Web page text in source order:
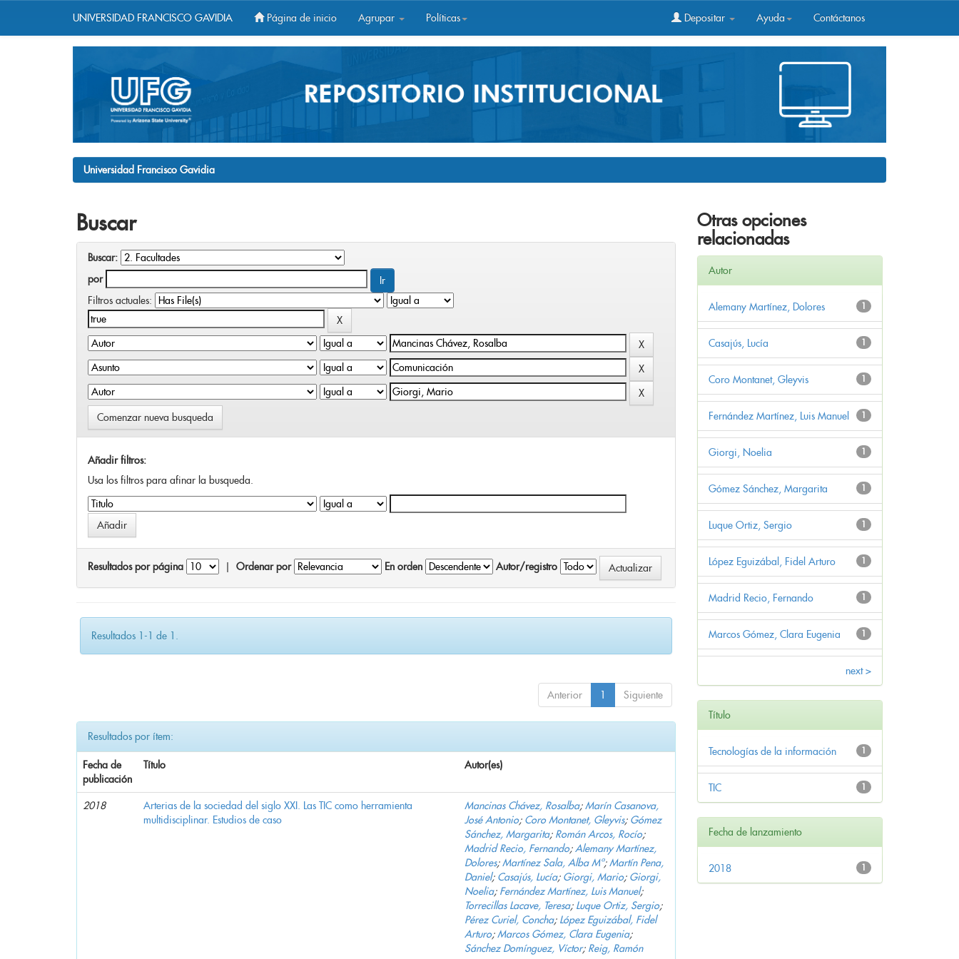
UNIVERSIDAD FRANCISCO GAVIDIA Página de inicio Agrupar Políticas Depositar Ayuda Contáctanos
Universidad Francisco Gavidia
Buscar
Buscar:
por
Filtros actuales:
Comenzar nueva busqueda
Añadir filtros:
Usa los filtros para afinar la busqueda.
Resultados por página Ordenar por En orden Autor/registro
Resultados 1-1 de 1.
Anterior 1 Siguiente
Resultados por ítem:
Fecha de
publicación
Título Autor(es)
2018
Arterias de la sociedad del siglo XXI. Las TIC como herramienta
multidisciplinar. Estudios de caso
Mancinas Chávez, Rosalba;Marín Casanova,
José Antonio; Coro Montanet, Gleyvis; Gómez
Sánchez, Margarita; Román Arcos, Rocío;
Madrid Recio, Fernando;Alemany Martínez,
Dolores;Martínez Sala, Alba Mª;Martín Pena,
Daniel; Casajús, Lucía; Giorgi, Mario; Giorgi,
Noelia; Fernández Martínez, Luis Manuel;
Torrecillas Lacave, Teresa; Luque Ortiz, Sergio;
Pérez Curiel, Concha; López Eguizábal, Fidel
Arturo;Marcos Gómez, Clara Eugenia;
Sánchez Domínguez, Víctor; Reig, Ramón
Otras opciones
relacionadas
Autor
1
Alemany Martínez, Dolores
1
Casajús, Lucía
1
Coro Montanet, Gleyvis
1
Fernández Martínez, Luis Manuel
1
Giorgi, Noelia
1
Gómez Sánchez, Margarita
1
Luque Ortiz, Sergio
1
López Eguizábal, Fidel Arturo
1
Madrid Recio, Fernando
1
Marcos Gómez, Clara Eugenia
next >
Título
1
Tecnologías de la información
1
TIC
Fecha de lanzamiento
1
2018